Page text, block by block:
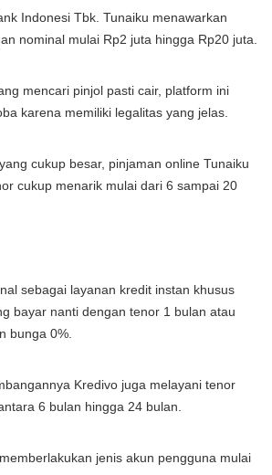
Indonesi Tbk. Tunaiku menawarkan
nominal mulai Rp2 juta hingga Rp20 juta.
mencari pinjol pasti cair, platform ini
karena memiliki legalitas yang jelas.
cukup besar, pinjaman online Tunaiku
cukup menarik mulai dari 6 sampai 20
sebagai layanan kredit instan khusus
bayar nanti dengan tenor 1 bulan atau
bunga 0%.
Kredivo juga melayani tenor
6 bulan hingga 24 bulan.
jenis akun pengguna mulai